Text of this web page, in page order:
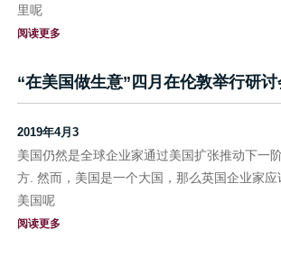
里呢
阅读更多
“在美国做生意”四月在伦敦举行研讨
2019年4月3
美国仍然是全球企业家通过美国扩张推动下一
方. 然而，美国是一个大国，那么英国企业家
美国呢
阅读更多